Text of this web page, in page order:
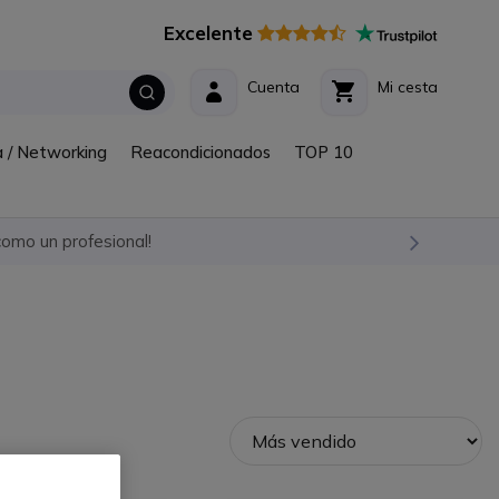
Excelente
Mi cesta
Cuenta
/ Networking Reacondicionados TOP 10
un profesional!